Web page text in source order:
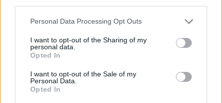
Personal Data Processing Opt Outs
I want to opt-out of the Sharing of my
personal data.
Opted In
I want to opt-out of the Sale of my
Personal Data.
Opted In
PROGRAMMA
Venerdì 1 Settembre – dalle ore 21
- Omaggio a Marcello Colasurdo - Tammurriata di Apertura